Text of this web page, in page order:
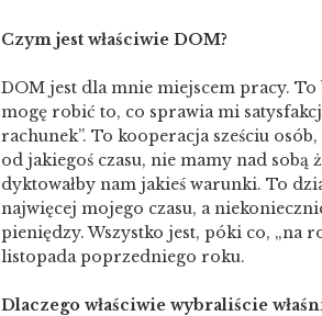
Czym jest właściwie DOM?
DOM jest dla mnie miejscem pracy.
mogę robić to, co sprawia mi
rachunek”. To kooperacja sześciu
od jakiegoś czasu, nie mamy nad
dyktowałby nam jakieś warunki. To
najwięcej mojego czasu, a
pieniędzy. Wszystko jest, póki co, „na
listopada poprzedniego roku.
Dlaczego właściwie wybraliście